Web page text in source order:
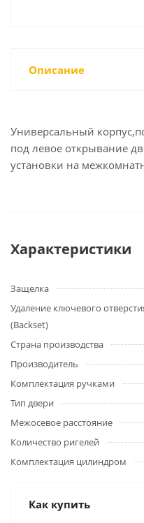
Описание
Универсальный
под левое открывание
установки на
Характеристики
Защелка
Удаление ключевого
(Backset)
Страна производства
Производитель
Комплектация ручками
Тип двери
Межосевое расстояние
Количество ригелей
Комплектация цилиндром
Как купить